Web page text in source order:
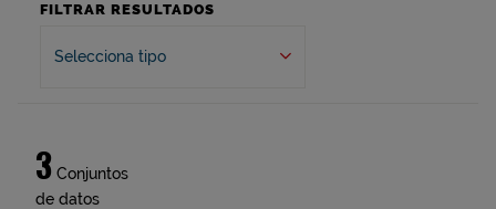
FILTRAR RESULTADOS
Selecciona tipo
3 Conjuntos
de datos